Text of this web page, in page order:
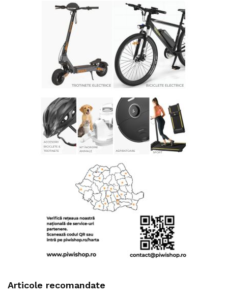
Articole recomandate